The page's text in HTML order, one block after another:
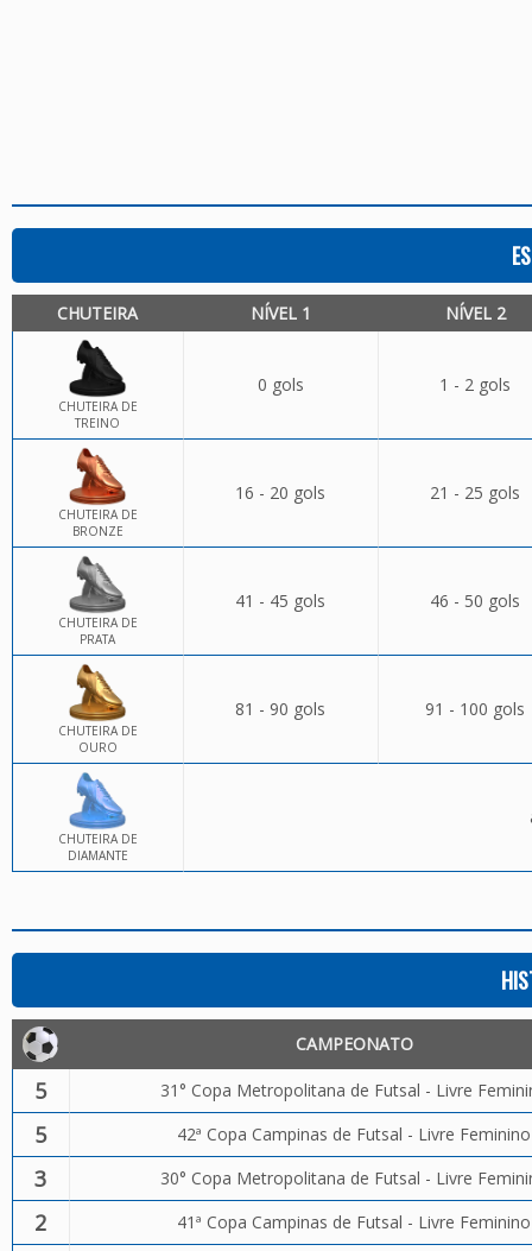
CHUTEIRA NÍVEL 1 NÍVEL 2
CHUTEIRA DE
TREINO
0 gols 1 - 2 gols
CHUTEIRA DE
BRONZE
16 - 20 gols 21 - 25 gols
CHUTEIRA DE
PRATA
41 - 45 gols 46 - 50 gols
CHUTEIRA DE
OURO
81 - 90 gols 91 - 100 gols
CHUTEIRA DE
DIAMANTE
CAMPEONATO
5 31° Copa Metropolitana de Futsal - Livre
5 42ª Copa Campinas de Futsal - Livre Feminino
3 30° Copa Metropolitana de Futsal - Livre
2 41ª Copa Campinas de Futsal - Livre Feminino